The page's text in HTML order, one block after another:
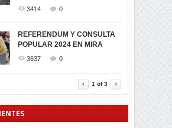
3414 0
REFERENDUM Y CONSULTA
POPULAR 2024 EN MIRA
3637 0
TRIUNFO DE...
CARCHI...
MIRA.EC FUE
GALARDONADA
1 of3